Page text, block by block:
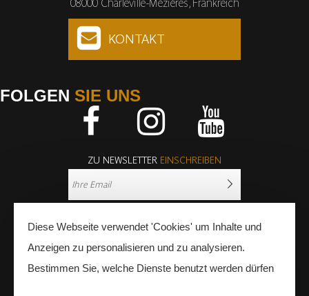
08000 Charleville-Mézières, Frankreich
KONTAKT
FOLGEN SIE UNS
ZU NEWSLETTER EINSCHREIBEN
PRESSE FACHLEUTE
Diese Webseite verwendet 'Cookies' um Inhalte und
Anzeigen zu personalisieren und zu analysieren.
Bestimmen Sie, welche Dienste benutzt werden dürfen